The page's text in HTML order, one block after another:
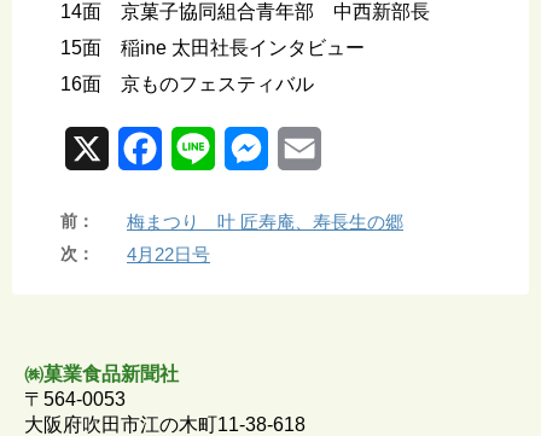
14面 京菓子協同組合青年部 中西新部長
15面 稲ine 太田社長インタビュー
16面 京ものフェスティバル
c
o
n s a
前： 梅まつり 叶 匠寿庵、寿長生の郷
次： 4月22日号
㈱菓業食品新聞社
〒564-0053
大阪府吹田市江の木町11-38-618